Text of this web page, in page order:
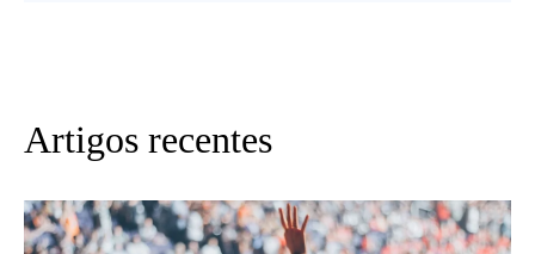
Artigos recentes